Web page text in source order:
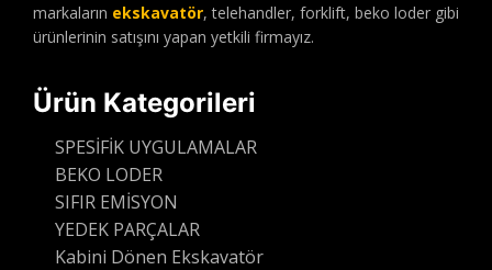
markaların ekskavatör, telehandler, forklift, beko loder gibi
ürünlerinin satışını yapan yetkili firmayız.
Ürün Kategorileri
SPESİFİK UYGULAMALAR
BEKO LODER
SIFIR EMİSYON
YEDEK PARÇALAR
Kabini Dönen Ekskavatör